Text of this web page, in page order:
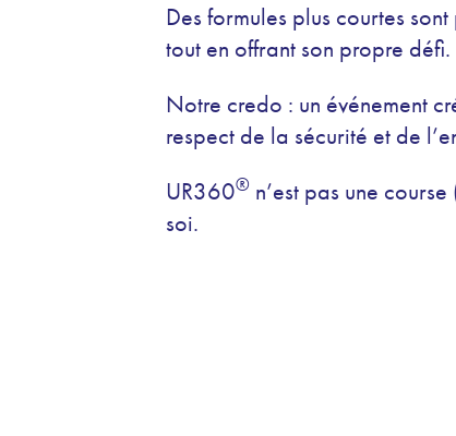
Des formules plus courtes
tout en offrant son propre défi.
Notre credo : un événement
respect de la sécurité et de
UR360® n’est pas une
soi.